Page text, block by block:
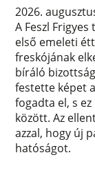
2026.
A Feszl
első emeleti
freskójának
bíráló
festette képet
fogadta el, s
között. Az
azzal, hogy új
hatóságot.